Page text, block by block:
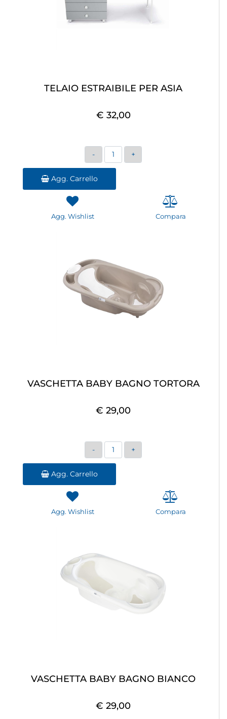
TELAIO ESTRAIBILE PER ASIA
€ 32,00
Quantità
Agg. Carrello
Agg. Wishlist Compara
VASCHETTA BABY BAGNO TORTORA
€ 29,00
Quantità
Agg. Carrello
Agg. Wishlist Compara
VASCHETTA BABY BAGNO BIANCO
€ 29,00